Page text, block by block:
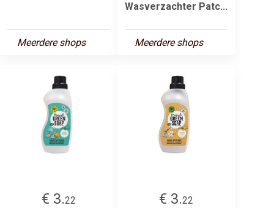
Meerdere shops
Wasverzachter Patc...
Meerdere shops
€ 3.22
€ 3.22